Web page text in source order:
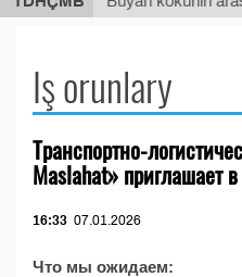
Iş orunlary
Транспортно-
Maslahat» приглашает
16:33 07.01.2026
Что мы ожидаем: